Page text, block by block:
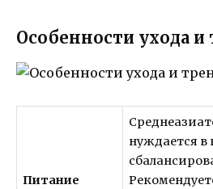
Особенности ухода и
Питание
нуждается в